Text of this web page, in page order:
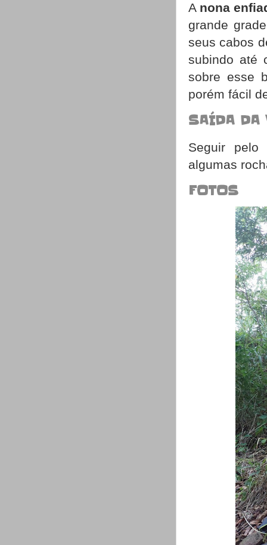
A nona
grande
seus cabos
subindo até
sobre esse
porém fácil
SAÍDA DA
Seguir
algumas
FOTOS